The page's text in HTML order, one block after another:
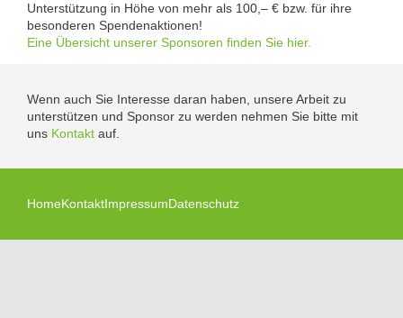
Unterstützung in Höhe von mehr als 100,– € bzw. für ihre
besonderen Spendenaktionen!
Eine Übersicht unserer Sponsoren finden Sie hier.
Wenn auch Sie Interesse daran haben, unsere Arbeit zu
unterstützen und Sponsor zu werden nehmen Sie bitte mit
uns Kontakt auf.
HomeKontaktImpressumDatenschutz